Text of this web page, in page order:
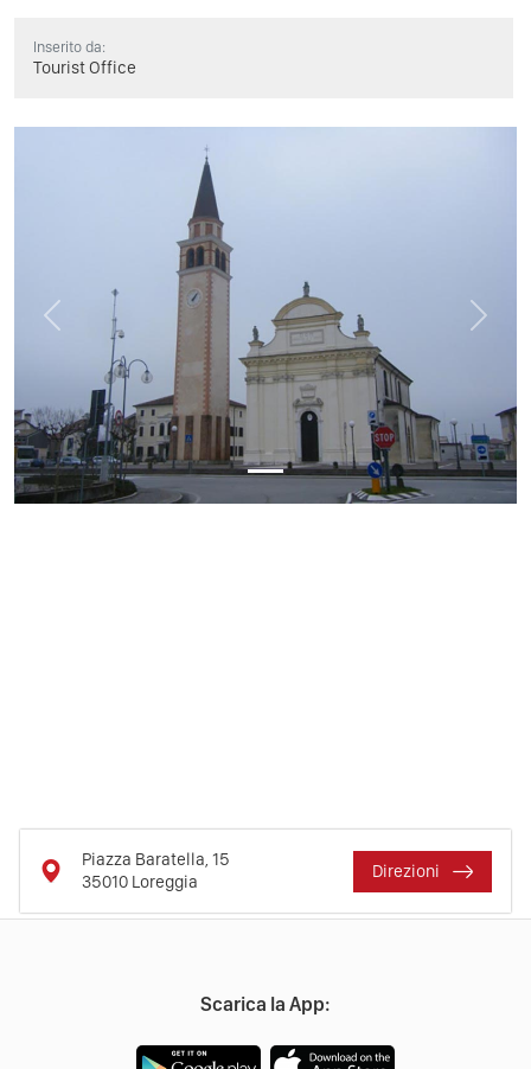
Inserito da:
Tourist Office
Previous Next
Piazza Baratella, 15
35010 Loreggia
Direzioni
Scarica la App: